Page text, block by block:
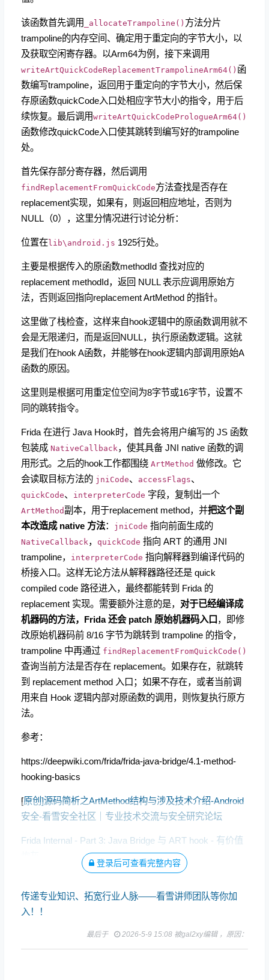
该函数首先调用 _allocateTrampoline() 方法分片
trampoline的内存空间、确定用于重定向的字节大小，以
及获取空闲寄存器。以Arm64为例，接下来调用
writeArtQuickCodeReplacementTrampolineArm64() 函
数编写trampoline，返回用于重定向的字节大小，然后保
存原函数quickCode入口处相应字节大小的指令，用于后
续恢复。最后调用writeArtQuickCodePrologueArm64()
函数修改quickCode入口使其跳转到编写好的trampoline
处。
首先保存部分寄存器，然后调用
findReplacementFromQuickCode方法查找是否存在
replacement实现，如果有，则返回相应地址，否则为
NULL（0），这里分情况进行讨论分析：
位置在lib\android.js 1925行处。
主要是根据传入的原函数methodId 查找对应的
replacement methodId，返回 NULL 表示应调用原始方
法，否则返回指向replacement ArtMethod 的指针。
这里做了栈检查，这样来自hook逻辑中的原函数调用就不
会是无限递归，而是返回NULL，执行原函数逻辑。这就
是我们在hook A函数，并能够在hook逻辑内部调用原始A
函数的原因。
这里则是根据可用重定位空间为8字节或16字节，设置不
同的跳转指令。
Frida 在进行 Java Hook时，首先会将用户编写的 JS 函数
包装成 NativeCallback，使其具备 JNI native 函数的调
用形式。之后的hook工作都围绕 ArtMethod 做修改。它
会读取目标方法的 jniCode、 accessFlags、
quickCode、 interpreterCode 字段，复制出一个
ArtMethod副本，用于replacement method，并把这个副
本改造成 native 方法： jniCode 指向前面生成的
NativeCallback， quickCode 指向 ART 的通用 JNI
trampoline， interpreterCode 指向解释器到编译代码的
桥接入口。这样无论方法从解释器路径还是 quick
compiled code 路径进入，最终都能转到 Frida 的
replacement 实现。需要额外注意的是， 对于已经编译成
机器码的方法，Frida 还会 patch 原始机器码入口 ，即修
改原始机器码前 8/16 字节为跳转到 trampoline 的指令，
trampoline 中再通过 findReplacementFromQuickCode()
查询当前方法是否存在 replacement。如果存在，就跳转
到 replacement method 入口；如果不存在，或者当前调
用来自 Hook 逻辑内部对原函数的调用，则恢复执行原方
法。
参考：
https://deepwiki.com/frida/frida-java-bridge/4.1-method-
hooking-basics
[原创]源码简析之ArtMethod结构与涉及技术介绍-Android
安全-看雪安全社区｜专业技术交流与安全研究论坛
Frida Internal - Part 3: Java Bridge 与 ART hook - 有价值
登录后可查看完整内容
传递专业知识、拓宽行业人脉——看雪讲师团队等你加
入！！
最后于 2026-5-9 15:08 被gal2xy编辑 ，原因：